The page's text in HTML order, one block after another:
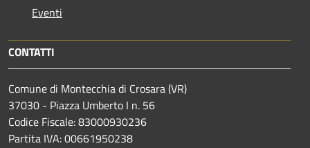
Eventi
CONTATTI
Comune di Montecchia di Crosara (VR)
37030 - Piazza Umberto I n. 56
Codice Fiscale: 83000930236
Partita IVA: 00661950238